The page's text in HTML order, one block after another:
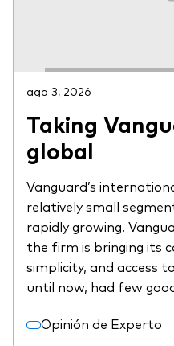
ago 3, 2026
Taking
global
Vanguard’s
relatively small
rapidly growing.
the firm is bringing its
simplicity, and access
until now, had few
Opinión de Experto